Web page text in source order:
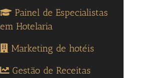
Painel de Especialistas
em Hotelaria
Marketing de hotéis
Gestão de Receitas